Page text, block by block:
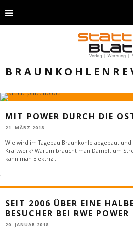
MIT POWER DURCH DIE
21. MÄRZ 2018
Wie wird im Tagebau Braunkohle abgebaut
Kraftwerk? Warum braucht man Dampf, um
kann man Elektriz...
SEIT 2006 ÜBER EINE
BESUCHER BEI RWE POWER
20. JANUAR 2018